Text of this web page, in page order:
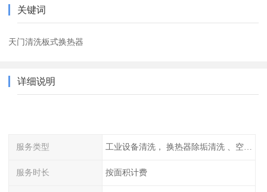
关键词
天门清洗板式换热器
详细说明
服务类型 工业设备清洗， 换热器除垢清洗 、空调清洗等
服务时长 按面积计费